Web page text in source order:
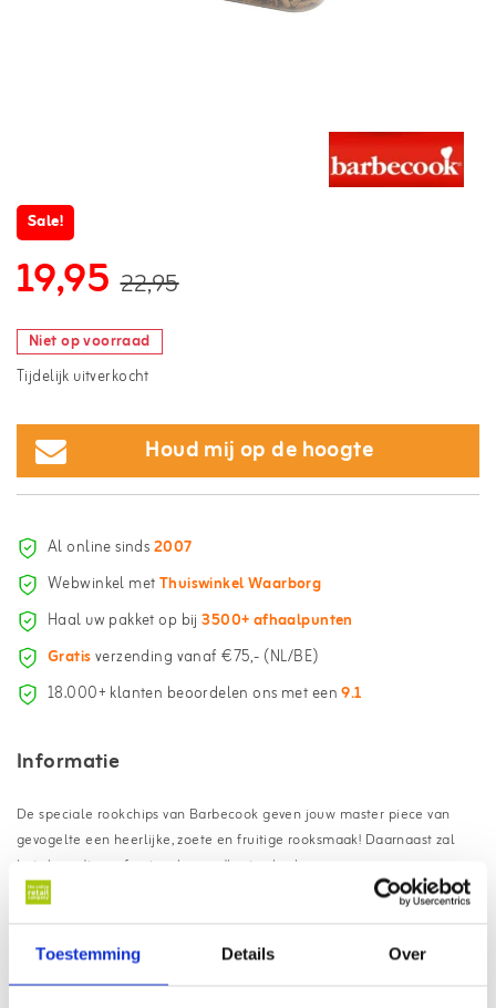
Toestemming Details Over
Sale!
19,95 22,95
Niet op voorraad
Tijdelijk uitverkocht
Houd mij op de hoogte
Al online sinds2007
Webwinkel metThuiswinkel Waarborg
Haal uw pakket op bij3500+ afhaalpunten
Gratisverzending vanaf €75,- (NL/BE)
18.000+ klanten beoordelen ons met een9.1
Informatie
De speciale rookchips van Barbecook geven jouw master piece van
gevogelte een heerlijke, zoete en fruitige rooksmaak! Daarnaast zal
het vlees die professionele goudbruine looks geven.
Voordelen van de Barbecook
rookchips olijf:
Toevoeging van heerlijke rooksmaak aan bereidingen